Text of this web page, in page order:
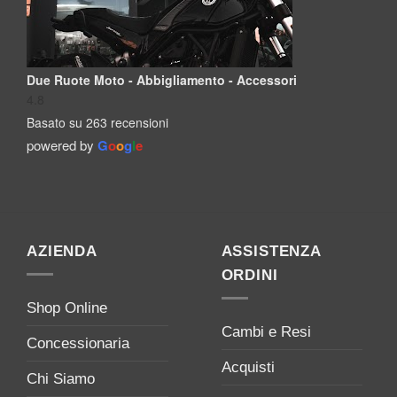
Due Ruote Moto - Abbigliamento - Accessori
Basato su 263 recensioni
powered by Google
AZIENDA
Shop Online
Concessionaria
Chi Siamo
ASSISTENZA
ORDINI
Cambi e Resi
Acquisti